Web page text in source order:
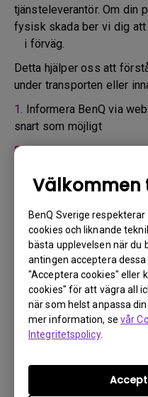
Välkommen
BenQ Sverige
cookies och liknande
bästa upplevelsen när du
antingen acceptera
"Acceptera cookies" eller
cookies" för att vägra all
när som helst anpassa
mer information, se vår
Integritetspolicy.
tjänsteleverantör. Om din
fysisk skada ber vi dig
i förväg.
Detta hjälper oss att
under transporten eller
1. Informera BenQ via
snart som möjligt
2.Ta bilder av:
a.
Se till att du har
Använd inte produkten
kan verifieras.
Garantibegränsning
Lampans (här kallad
· Lampans (UHP)